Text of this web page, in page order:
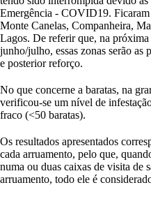
Emergência - COVID19. Ficaram
Monte Canelas, Companheira,
Lagos. De referir que, na próxima
junho/julho, essas zonas serão as
e posterior reforço.
No que concerne a baratas, na
verificou-se um nível de
fraco (<50 baratas).
Os resultados apresentados
cada arruamento, pelo que,
numa ou duas caixas de visita de
arruamento, todo ele é